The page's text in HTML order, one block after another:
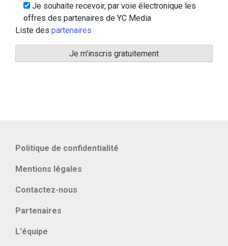
Je souhaite recevoir, par voie électronique les
offres des partenaires de YC Media
Liste des partenaires
Politique de confidentialité
Mentions légales
Contactez-nous
Partenaires
L'équipe